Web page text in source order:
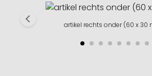
artikel rechts onder (60 x 30